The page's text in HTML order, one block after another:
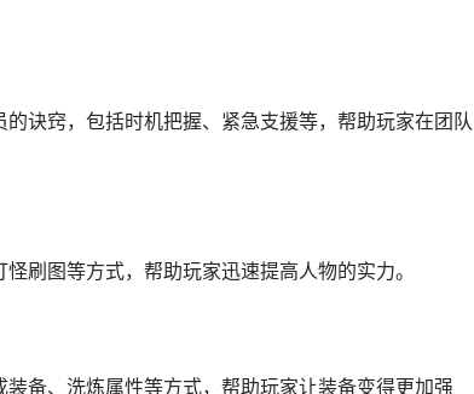
诀窍，包括时机把握、紧急支援等，帮助玩家在团队
刷图等方式，帮助玩家迅速提高人物的实力。
备、洗炼属性等方式，帮助玩家让装备变得更加强